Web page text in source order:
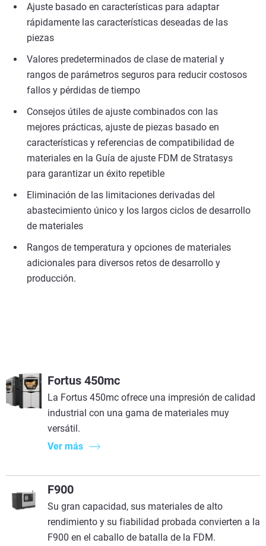
Ajuste basado en características para adaptar
rápidamente las características deseadas de las
piezas
Valores predeterminados de clase de material y
rangos de parámetros seguros para reducir costosos
fallos y pérdidas de tiempo
Consejos útiles de ajuste combinados con las
mejores prácticas, ajuste de piezas basado en
características y referencias de compatibilidad de
materiales en la Guía de ajuste FDM de Stratasys
para garantizar un éxito repetible
Eliminación de las limitaciones derivadas del
abastecimiento único y los largos ciclos de desarrollo
de materiales
Rangos de temperatura y opciones de materiales
adicionales para diversos retos de desarrollo y
producción.
Fortus 450mc
La Fortus 450mc ofrece una impresión de calidad
industrial con una gama de materiales muy
versátil.
Ver más
F900
Su gran capacidad, sus materiales de alto
rendimiento y su fiabilidad probada convierten a la
F900 en el caballo de batalla de la FDM.